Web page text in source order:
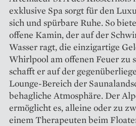
exklusive Spa sorgt für den
sich und spürbare Ruhe. So
offene Kamin, der auf der
Wasser ragt, die einzigartige
Whirlpool am offenen Feuer zu
schafft er auf der
Lounge-Bereich der
behagliche Atmosphäre. Der
ermöglicht es, alleine oder zu
einem Therapeuten beim